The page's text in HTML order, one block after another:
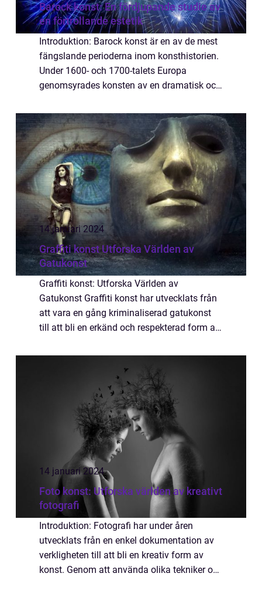
Barock konst: En fördjupande studie av
en förtrollande estetik
Introduktion: Barock konst är en av de mest
fängslande perioderna inom konsthistorien.
Under 1600- och 1700-talets Europa
genomsyrades konsten av en dramatisk och
I denna artikel kommer vi att ta en grundlig...
14 januari 2024
Graffiti konst Utforska Världen av
Gatukonst
Graffiti konst: Utforska Världen av
Gatukonst Graffiti konst har utvecklats från
att vara en gång kriminaliserad gatukonst
till att bli en erkänd och respekterad form av
plattform för kreativitet och självuttryck ...
14 januari 2024
Foto konst: Utforska världen av kreativt
fotografi
Introduktion: Fotografi har under åren
utvecklats från en enkel dokumentation av
verkligheten till att bli en kreativ form av
konst. Genom att använda olika tekniker och